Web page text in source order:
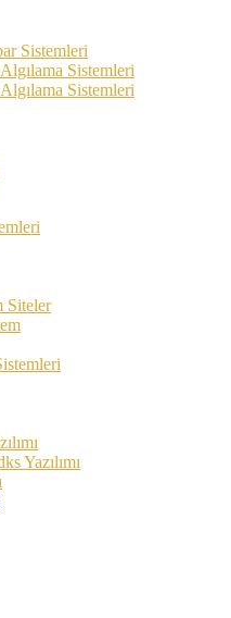
Sistemleri
Sistemleri
Sistemleri
Siteler
Yazılımı